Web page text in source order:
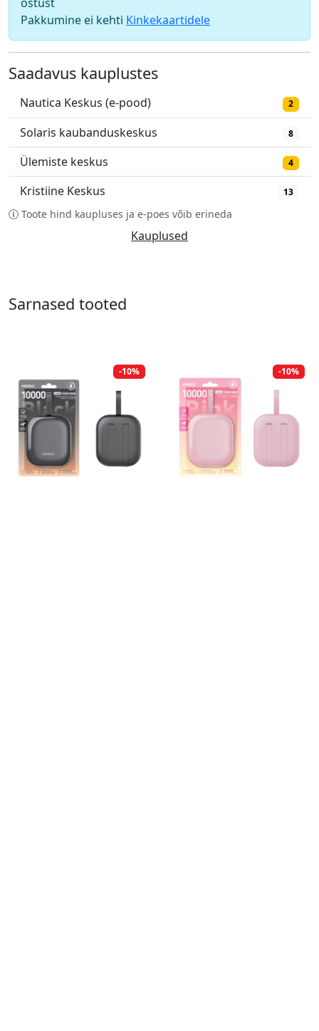
Pakkumine ei kehti Kinkekaartidele
Saadavus kauplustes
Nautica Keskus (e-pood) 2
Solaris kaubanduskeskus 8
Ülemiste keskus 4
Kristiine Keskus 13
Toote hind kaupluses ja e-poes võib erineda
Kauplused
Sarnased tooted
-10% -10%